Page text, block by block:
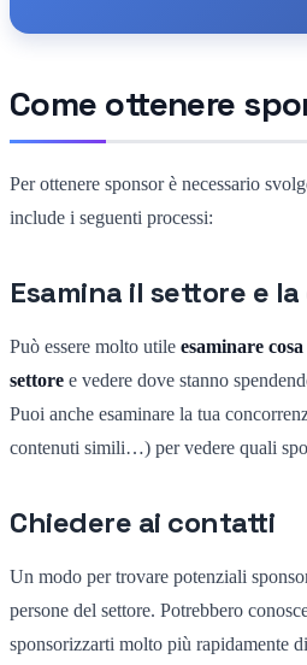
Come ottenere
Per ottenere sponsor è necessario
include i seguenti processi:
Esamina il settore e
Può essere molto utile esaminare
settore e vedere dove stanno
Puoi anche esaminare la tua
contenuti simili…) per vedere quali
Chiedere ai contatti
Un modo per trovare potenziali
persone del settore. Potrebbero
sponsorizzarti molto più rapidamente